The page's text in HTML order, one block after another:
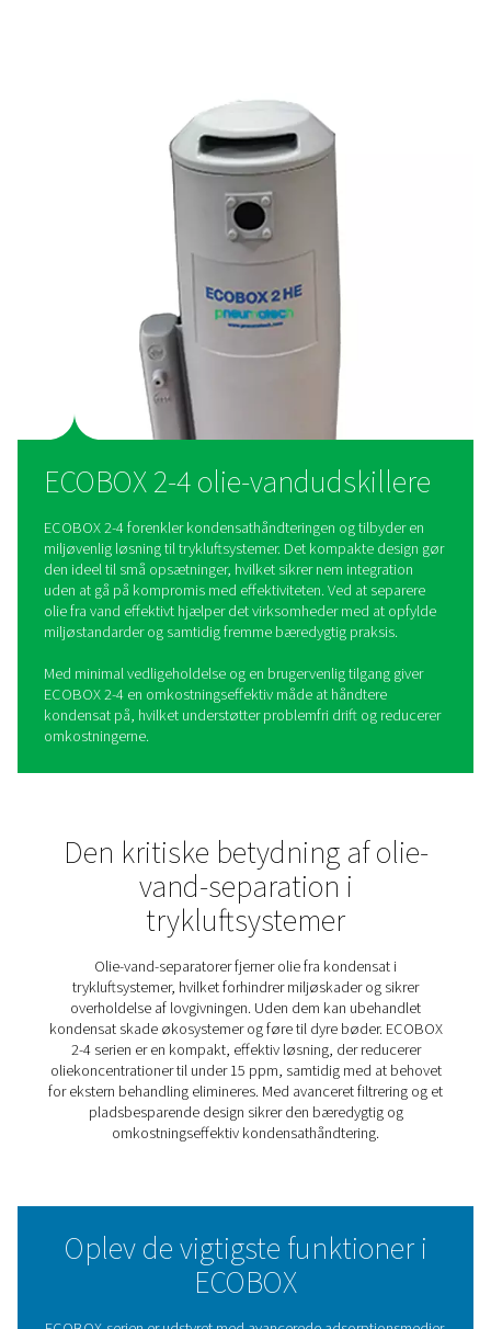
BRUGERVENLIG LØSNING
Kompakt og praktisk
Med sit lette og pladsbesparende design passer ECOBOX
i små kompressoropsætninger, hvilket sikrer nem
på kompromis med effektiviteten.
ECOBOX 2-4 olie-
ECOBOX 2-4 forenkler kondensathåndteringen og
miljøvenlig løsning til trykluftsystemer. Det kompakte
den ideel til små opsætninger, hvilket sikrer nem
uden at gå på kompromis med effektiviteten. Ved at
Med minimal vedligeholdelse og en brugervenlig
ECOBOX 2-4 en omkostningseffektiv måde at håndtere
kondensat på, hvilket understøtter problemfri drift og